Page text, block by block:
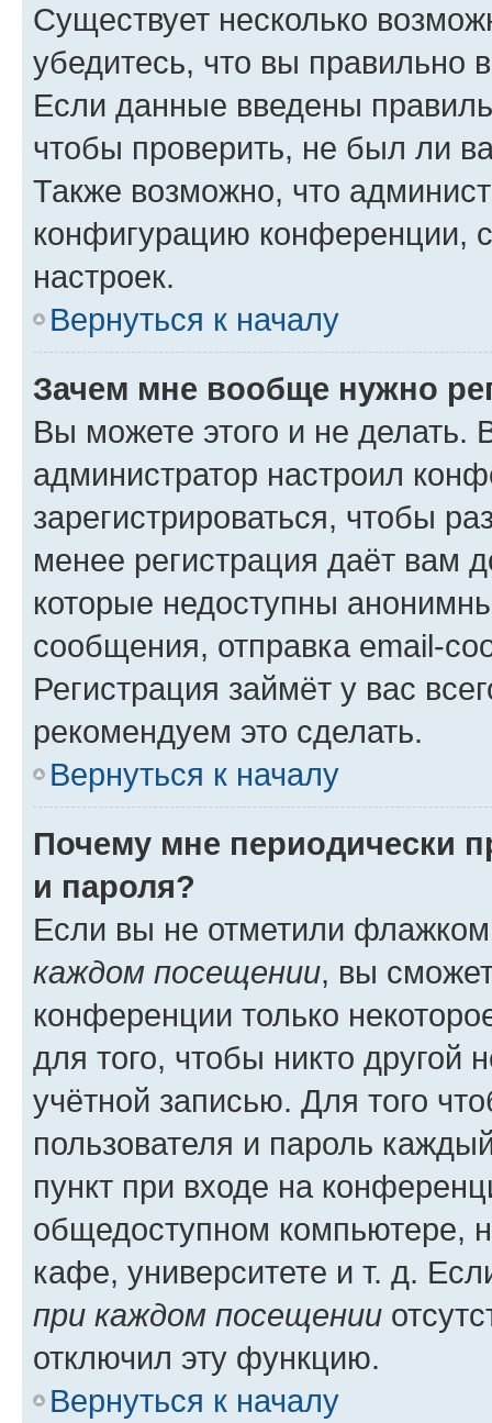
Существует несколько
убедитесь, что вы правильно
Если данные введены
чтобы проверить, не был ли
Также возможно, что
конфигурацию конференции,
настроек.
Вернуться к началу
Зачем мне вообще нужно
Вы можете этого и не делать.
администратор настроил
зарегистрироваться, чтобы
менее регистрация даёт вам
которые недоступны
сообщения, отправка email-
Регистрация займёт у вас
рекомендуем это сделать.
Вернуться к началу
Почему мне периодически
и пароля?
Если вы не отметили
каждом посещении, вы
конференции только
для того, чтобы никто другой
учётной записью. Для того
пользователя и пароль
пункт при входе на
общедоступном компьютере,
кафе, университете и т. д.
при каждом посещении
отключил эту функцию.
Вернуться к началу